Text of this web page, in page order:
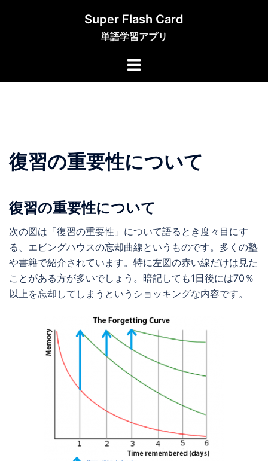
へ
Super Flash Card
単語学習アプリ
復習の重要性について
復習の重要性について
次の図は「復習の重要性」について語るとき度々目にす
る、エビングハウスの忘却曲線というものです。多くの塾
や書籍で紹介されています。特に左図の赤い線だけは見た
ことがある方が多いでしょう。暗記しても1日後には70％
以上を忘却してしまうというショッキングな内容です。